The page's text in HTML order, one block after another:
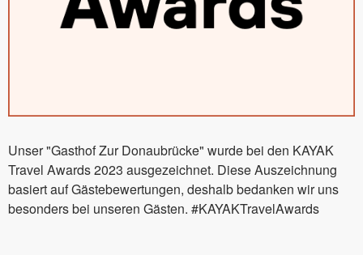
Unser "Gasthof Zur Donaubrücke" wurde bei den KAYAK
Travel Awards 2023 ausgezeichnet. Diese Auszeichnung
basiert auf Gästebewertungen, deshalb bedanken wir uns
besonders bei unseren Gästen. #KAYAKTravelAwards